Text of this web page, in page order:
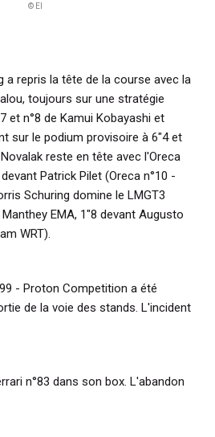
© EI
a repris la tête de la course avec la
toujours sur une stratégie
et n°8 de Kamui Kobayashi et
sur le podium provisoire à 6"4 et
reste en tête avec l'Oreca
Patrick Pilet (Oreca n°10 -
Schuring domine le LMGT3
EMA, 1"8 devant Augusto
WRT).
- Proton Competition a été
de la voie des stands. L'incident
n°83 dans son box. L'abandon